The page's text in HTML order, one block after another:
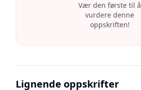
Vær den første til å
vurdere denne
oppskriften!
Lignende oppskrifter